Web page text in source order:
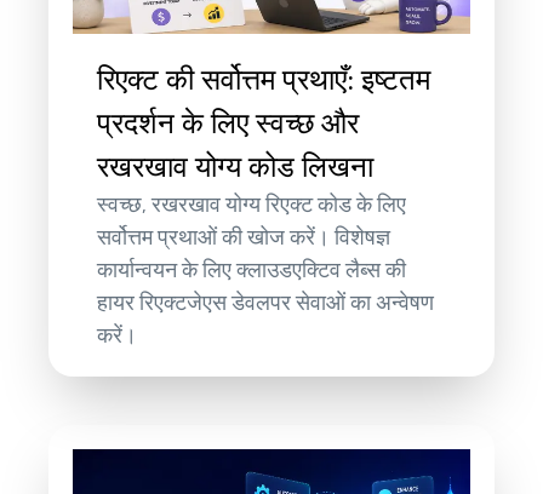
रिएक्ट की सर्वोत्तम प्रथाएँ: इष्टतम
प्रदर्शन के लिए स्वच्छ और
रखरखाव योग्य कोड लिखना
स्वच्छ, रखरखाव योग्य रिएक्ट कोड के लिए
सर्वोत्तम प्रथाओं की खोज करें। विशेषज्ञ
कार्यान्वयन के लिए क्लाउडएक्टिव लैब्स की
हायर रिएक्टजेएस डेवलपर सेवाओं का अन्वेषण
करें।